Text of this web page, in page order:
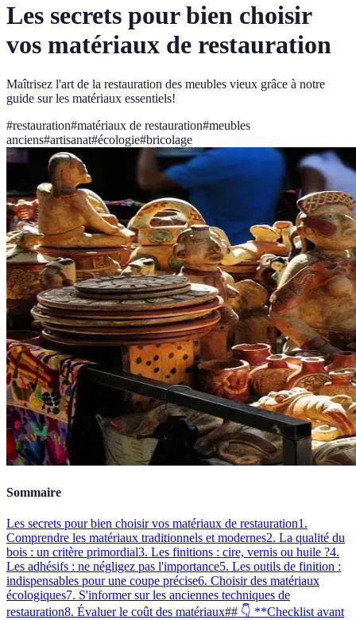
Les secrets pour bien choisir
vos matériaux de restauration
Maîtrisez l'art de la restauration des meubles vieux grâce à notre
guide sur les matériaux essentiels!
#restauration#matériaux de restauration#meubles
anciens#artisanat#écologie#bricolage
Sommaire
Les secrets pour bien choisir vos matériaux de restauration1.
Comprendre les matériaux traditionnels et modernes2. La qualité du
bois : un critère primordial3. Les finitions : cire, vernis ou huile ?4.
Les adhésifs : ne négligez pas l'importance5. Les outils de finition :
indispensables pour une coupe précise6. Choisir des matériaux
écologiques7. S'informer sur les anciennes techniques de
restauration8. Évaluer le coût des matériaux## 👇 **Checklist avant